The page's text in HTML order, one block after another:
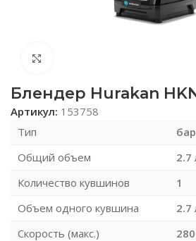
Блендер Hurakan
Артикул: 153758
Тип
Общий объем
2.7
Количество кувшинов
1
Объем одного кувшина
2.7
Скорость (макс.)